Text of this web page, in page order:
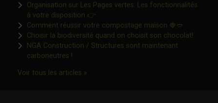
Organisation sur Les Pages vertes: Les fonctionnalités
à votre disposition 👉Ce lien s'ouvrira dans une nouvelle
Comment réussir votre compostage maison 🍓🥙
Choisir la biodiversité quand on choisit son chocolat!Ce lien
NGA Construction / Structures sont maintenant
carboneutres !Ce lien s'ouvrira dans une nouvelle fenêtre"
Voir tous les articles »Ce lien s'ouvrira dans une nouvelle